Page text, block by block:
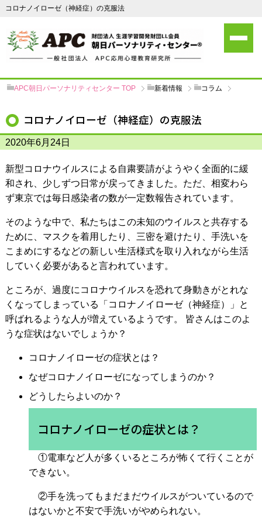
コロナノイローゼ（神経症）の克服法
APC朝日パーソナリティセンター TOP 新着情報 コラム
コロナノイローゼ（神経症）の克服法
2020年6月24日
新型コロナウイルスによる自粛要請がようやく全面的に緩
和され、少しずつ日常が戻ってきました。ただ、相変わら
ず東京では毎日感染者の数が一定数報告されています。
そのような中で、私たちはこの未知のウイルスと共存する
ために、マスクを着用したり、三密を避けたり、手洗いを
こまめにするなどの新しい生活様式を取り入れながら生活
していく必要があると言われています。
ところが、過度にコロナウイルスを恐れて身動きがとれな
くなってしまっている「コロナノイローゼ（神経症）」と
呼ばれるような人が増えているようです。 皆さんはこのよ
うな症状はないでしょうか？
コロナノイローゼの症状とは？
なぜコロナノイローゼになってしまうのか？
どうしたらよいのか？
コロナノイローゼの症状とは？
①電車など人が多くいるところが怖くて行くことが
できない。
②手を洗ってもまだまだウイルスがついているので
はないかと不安で手洗いがやめられない。